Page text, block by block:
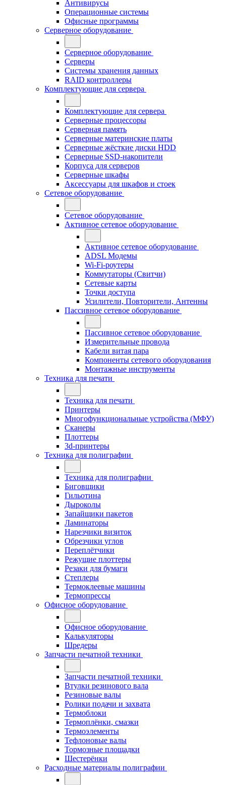
Антивирусы
Операционные системы
Офисные программы
Серверное оборудование
Серверное оборудование
Серверы
Системы хранения данных
RAID контроллеры
Комплектующие для сервера
Комплектующие для сервера
Серверные процессоры
Серверная память
Серверные материнские платы
Серверные жёсткие диски HDD
Серверные SSD-накопители
Корпуса для серверов
Серверные шкафы
Аксессуары для шкафов и стоек
Сетевое оборудование
Сетевое оборудование
Активное сетевое оборудование
Активное сетевое оборудование
ADSL Модемы
Wi-Fi-роутеры
Коммутаторы (Свитчи)
Сетевые карты
Точки доступа
Усилители, Повторители, Антенны
Пассивное сетевое оборудование
Пассивное сетевое оборудование
Измерительные провода
Кабели витая пара
Компоненты сетевого оборудования
Монтажные инструменты
Техника для печати
Техника для печати
Принтеры
Многофункциональные устройства (МФУ)
Сканеры
Плоттеры
3d-принтеры
Техника для полиграфии
Техника для полиграфии
Биговщики
Гильотина
Дыроколы
Запайщики пакетов
Ламинаторы
Нарезчики визиток
Обрезчики углов
Переплётчики
Режущие плоттеры
Резаки для бумаги
Степлеры
Термоклеевые машины
Термопрессы
Офисное оборудование
Офисное оборудование
Калькуляторы
Шредеры
Запчасти печатной техники
Запчасти печатной техники
Втулки резинового вала
Резиновые валы
Ролики подачи и захвата
Термоблоки
Термоплёнки, смазки
Термоэлементы
Тефлоновые валы
Тормозные площадки
Шестерёнки
Расходные материалы полиграфии